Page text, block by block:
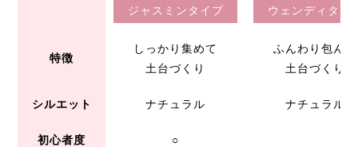
ジャスミンタイプ ウェンディタイ
特徴
しっかり集めて
土台づくり
ふんわり包んで
土台づくり
シルエット ナチュラル ナチュラル
初心者度 ○